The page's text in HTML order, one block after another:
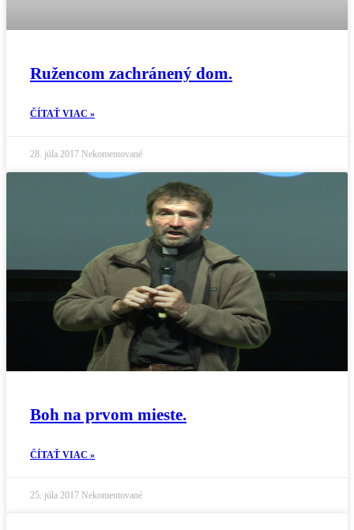
Ružencom zachránený dom.
ČÍTAŤ VIAC »
28. júla 2017 Nekomentované
Boh na prvom mieste.
ČÍTAŤ VIAC »
25. júla 2017 Nekomentované